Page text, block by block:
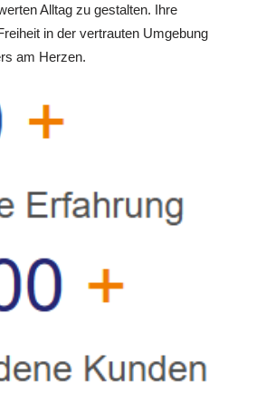
Alltag zu gestalten. Ihre
in der vertrauten Umgebung
am Herzen.